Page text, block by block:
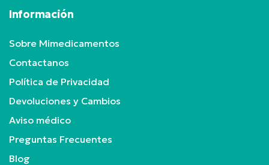
Información
Sobre Mimedicamentos
Contactanos
Política de Privacidad
Devoluciones y Cambios
Aviso médico
Preguntas Frecuentes
Blog